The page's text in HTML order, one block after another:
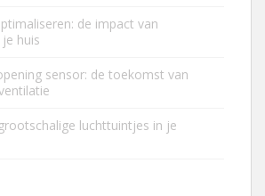
de impact van
huis
sensor: de toekomst van
luchttuintjes in je